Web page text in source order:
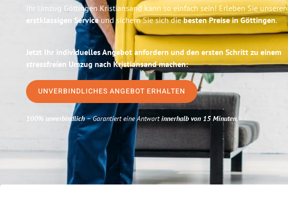
Ihr Umzug Göttingen Kristiansand kann so einfach sein! Erleben Sie unseren
erstklassigen Serviceund sichern Sie sich diebesten Preise in Göttingen.
Jetzt Ihr individuelles Angebot anfordern und den ersten Schritt zu einem
stressfreien Umzug nach Kristiansand machen:
UNVERBINDLICHES ANGEBOT ERHALTEN
100% unverbindlich– Garantiert eine Antwortinnerhalb von 15 Minuten.